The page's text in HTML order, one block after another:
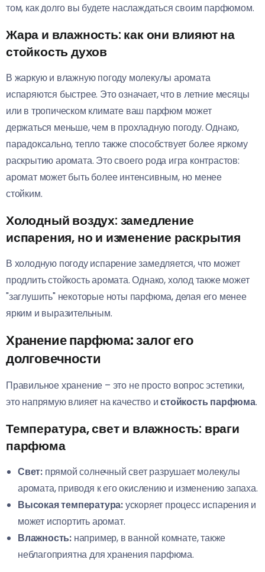
том, как долго вы будете наслаждаться своим парфюмом.
Жара и влажность: как они влияют на
стойкость духов
В жаркую и влажную погоду молекулы аромата
испаряются быстрее. Это означает, что в летние месяцы
или в тропическом климате ваш парфюм может
держаться меньше, чем в прохладную погоду. Однако,
парадоксально, тепло также способствует более яркому
раскрытию аромата. Это своего рода игра контрастов:
аромат может быть более интенсивным, но менее
стойким.
Холодный воздух: замедление
испарения, но и изменение раскрытия
В холодную погоду испарение замедляется, что может
продлить стойкость аромата. Однако, холод также может
"заглушить" некоторые ноты парфюма, делая его менее
ярким и выразительным.
Хранение парфюма: залог его
долговечности
Правильное хранение – это не просто вопрос эстетики,
это напрямую влияет на качество истойкость парфюма.
Температура, свет и влажность: враги
парфюма
Свет: прямой солнечный свет разрушает молекулы
аромата, приводя к его окислению и изменению запаха.
Высокая температура:ускоряет процесс испарения и
может испортить аромат.
Влажность: например, в ванной комнате, также
неблагоприятна для хранения парфюма.